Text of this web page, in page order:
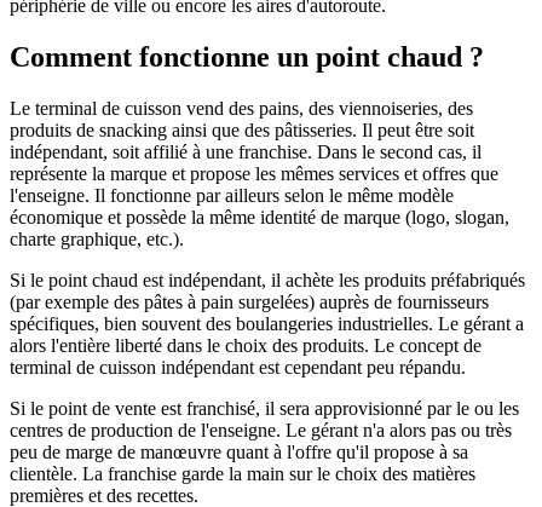
périphérie de ville ou encore les aires d'autoroute.
Comment fonctionne un point chaud ?
Le terminal de cuisson vend des pains, des viennoiseries, des
produits de snacking ainsi que des pâtisseries. Il peut être soit
indépendant, soit affilié à une franchise. Dans le second cas, il
représente la marque et propose les mêmes services et offres que
l'enseigne. Il fonctionne par ailleurs selon le même modèle
économique et possède la même identité de marque (logo, slogan,
charte graphique, etc.).
Si le point chaud est indépendant, il achète les produits préfabriqués
(par exemple des pâtes à pain surgelées) auprès de fournisseurs
spécifiques, bien souvent des boulangeries industrielles. Le gérant a
alors l'entière liberté dans le choix des produits. Le concept de
terminal de cuisson indépendant est cependant peu répandu.
Si le point de vente est franchisé, il sera approvisionné par le ou les
centres de production de l'enseigne. Le gérant n'a alors pas ou très
peu de marge de manœuvre quant à l'offre qu'il propose à sa
clientèle. La franchise garde la main sur le choix des matières
premières et des recettes.